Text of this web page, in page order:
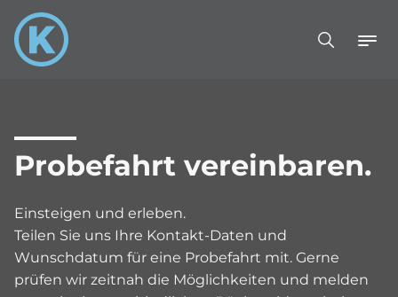
Probefahrt vereinbaren.
Einsteigen und erleben.
Teilen Sie uns Ihre Kontakt-Daten und
Wunschdatum für eine Probefahrt mit. Gerne
prüfen wir zeitnah die Möglichkeiten und melden